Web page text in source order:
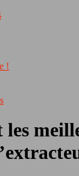
!
les